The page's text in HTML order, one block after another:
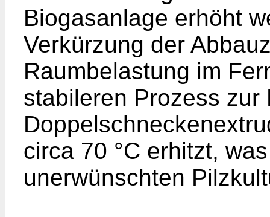
Biogasanlage erhöht
Verkürzung der
Raumbelastung im
stabileren Prozess zur
circa 70 °C erhitzt,
unerwünschten